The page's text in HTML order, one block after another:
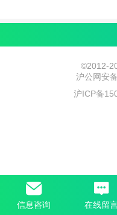
©2012-
沪公网安
沪ICP备
信息咨询 在线留